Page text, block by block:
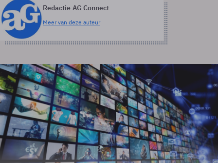
Redactie AG Connect
Meer van deze auteur